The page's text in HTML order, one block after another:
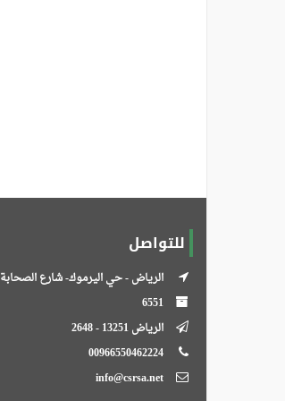
للتواصل
الرياض - حي اليرموك- شارع الصحابة
الرياض 13251 - 2648